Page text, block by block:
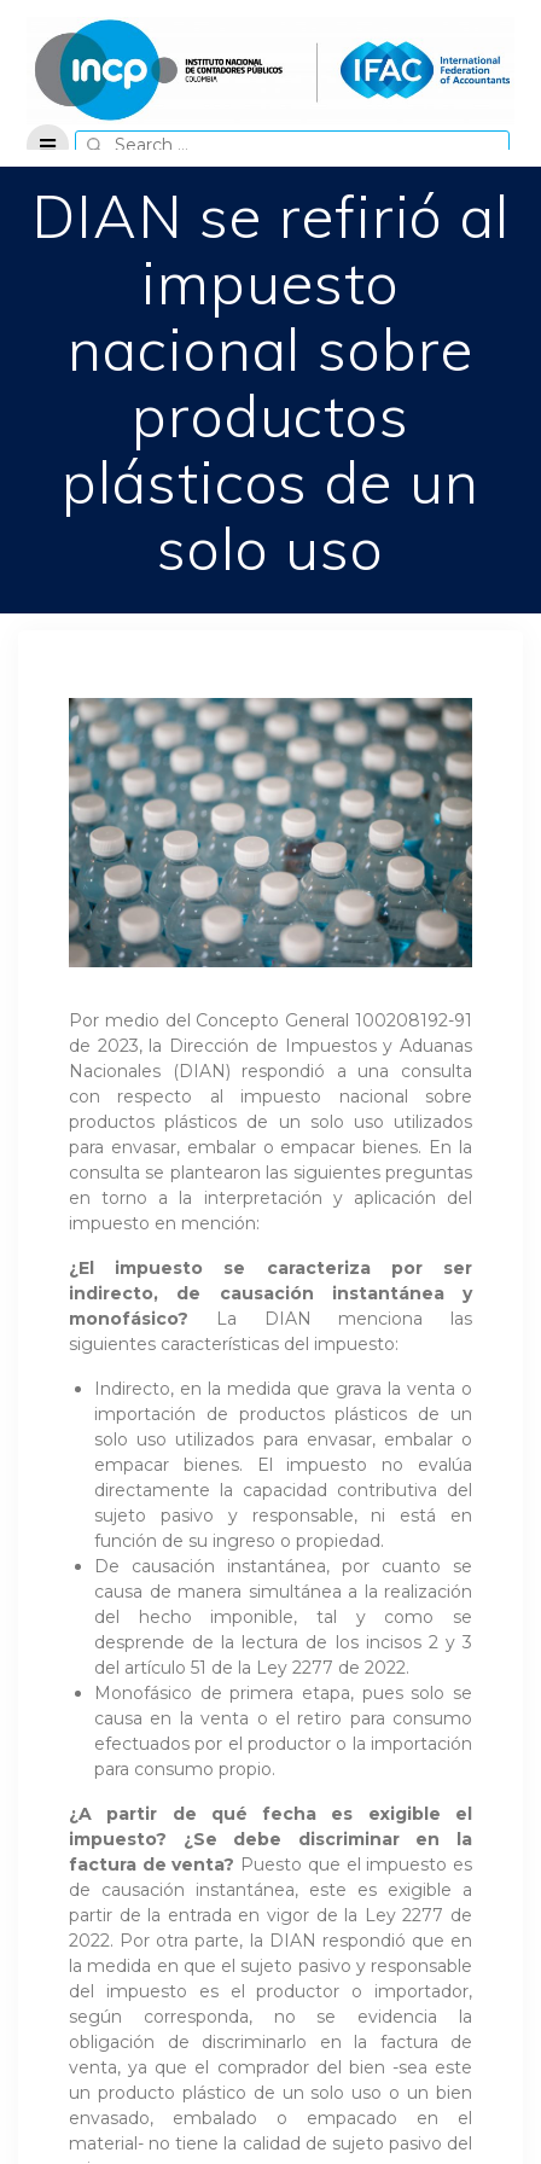
content
Search
for:
DIAN se refirió al
impuesto
nacional sobre
productos
plásticos de un
solo uso
Por medio del Concepto General 100208192-91
de 2023, la Dirección de Impuestos y Aduanas
Nacionales (DIAN) respondió a una consulta
con respecto al impuesto nacional sobre
productos plásticos de un solo uso utilizados
para envasar, embalar o empacar bienes. En la
consulta se plantearon las siguientes preguntas
en torno a la interpretación y aplicación del
impuesto en mención:
¿El impuesto se caracteriza por ser
indirecto, de causación instantánea y
monofásico? La DIAN menciona las
siguientes características del impuesto:
Indirecto, en la medida que grava la venta o
importación de productos plásticos de un
solo uso utilizados para envasar, embalar o
empacar bienes. El impuesto no evalúa
directamente la capacidad contributiva del
sujeto pasivo y responsable, ni está en
función de su ingreso o propiedad.
De causación instantánea, por cuanto se
causa de manera simultánea a la realización
del hecho imponible, tal y como se
desprende de la lectura de los incisos 2 y 3
del artículo 51 de la Ley 2277 de 2022.
Monofásico de primera etapa, pues solo se
causa en la venta o el retiro para consumo
efectuados por el productor o la importación
para consumo propio.
¿A partir de qué fecha es exigible el
impuesto? ¿Se debe discriminar en la
factura de venta? Puesto que el impuesto es
de causación instantánea, este es exigible a
partir de la entrada en vigor de la Ley 2277 de
2022. Por otra parte, la DIAN respondió que en
la medida en que el sujeto pasivo y responsable
del impuesto es el productor o importador,
según corresponda, no se evidencia la
obligación de discriminarlo en la factura de
venta, ya que el comprador del bien -sea este
un producto plástico de un solo uso o un bien
envasado, embalado o empacado en el
material- no tiene la calidad de sujeto pasivo del